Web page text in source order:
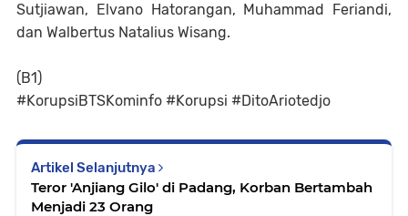
Sutjiawan, Elvano Hatorangan, Muhammad Feriandi,
dan Walbertus Natalius Wisang.
(B1)
#KorupsiBTSKominfo #Korupsi #DitoAriotedjo
Artikel Selanjutnya
Teror 'Anjiang Gilo' di Padang, Korban Bertambah
Menjadi 23 Orang